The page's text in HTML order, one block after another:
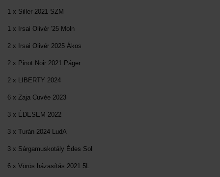
1 x Siller 2021 SZM
1 x Irsai Olivér '25 Moln
2 x Irsai Olivér 2025 Ákos
2 x Pinot Noir 2021 Páger
2 x LIBERTY 2024
6 x Zaja Cuvée 2023
3 x ÉDESEM 2022
3 x Turán 2024 LudA
3 x Sárgamuskotály Édes Sol
6 x Vörös házasítás 2021 5L